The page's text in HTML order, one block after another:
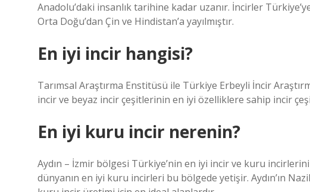
Anadolu’daki insanlık tarihine kadar uzanır. İncirler
Orta Doğu’dan Çin ve Hindistan’a yayılmıştır.
En iyi incir hangisi?
Tarımsal Araştırma Enstitüsü ile Türkiye Erbeyli İncir
incir ve beyaz incir çeşitlerinin en iyi özelliklere sahip incir
En iyi kuru incir nerenin?
Aydın – İzmir bölgesi Türkiye’nin en iyi incir ve kuru
dünyanın en iyi kuru incirleri bu bölgede yetişir. Aydın’ın